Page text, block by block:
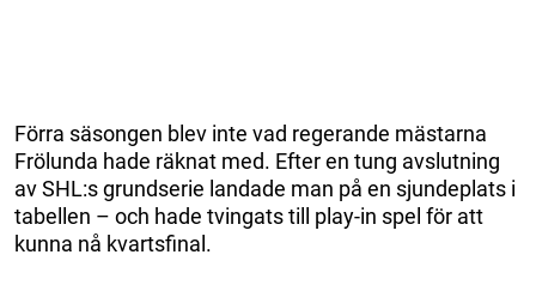
Förra säsongen blev inte vad regerande mästarna
Frölunda hade räknat med. Efter en tung avslutning
av SHL:s grundserie landade man på en sjundeplats i
tabellen – och hade tvingats till play-in spel för att
kunna nå kvartsfinal.